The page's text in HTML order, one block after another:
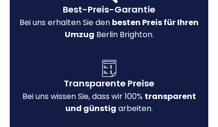
Best-Preis-Garantie
Bei uns erhalten Sie den besten Preis für Ihren
Umzug Berlin Brighton.
Transparente Preise
Bei uns wissen Sie, dass wir 100% transparent
und günstig arbeiten.